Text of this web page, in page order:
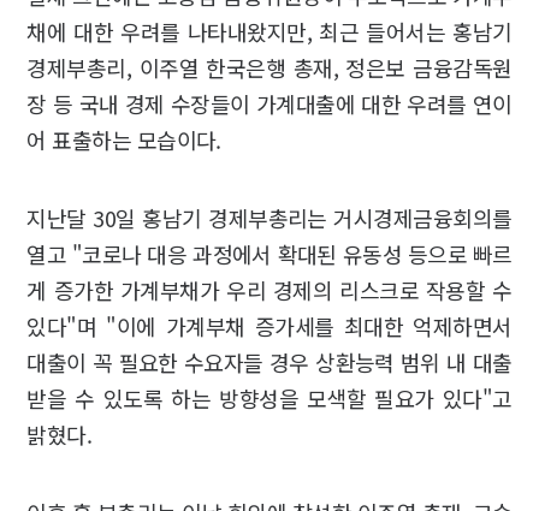
채에 대한 우려를 나타내왔지만, 최근 들어서는 홍남기
경제부총리, 이주열 한국은행 총재, 정은보 금융감독원
장 등 국내 경제 수장들이 가계대출에 대한 우려를 연이
어 표출하는 모습이다.
지난달 30일 홍남기 경제부총리는 거시경제금융회의를
열고 "코로나 대응 과정에서 확대된 유동성 등으로 빠르
게 증가한 가계부채가 우리 경제의 리스크로 작용할 수
있다"며 "이에 가계부채 증가세를 최대한 억제하면서
대출이 꼭 필요한 수요자들 경우 상환능력 범위 내 대출
받을 수 있도록 하는 방향성을 모색할 필요가 있다"고
밝혔다.